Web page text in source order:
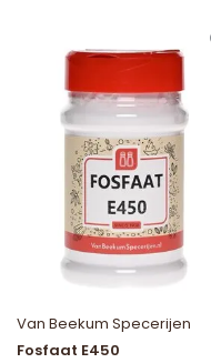
Van Beekum Specerijen
Fosfaat E450